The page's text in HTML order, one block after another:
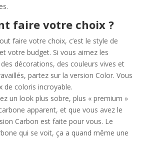
faire votre choix ?
faire votre choix, c’est le style de
votre budget. Si vous aimez les
décorations, des couleurs vives et
partez sur la version Color. Vous
de coloris incroyable.
un look plus sobre, plus « premium »
apparent, et que vous avez le
Carbon est faite pour vous. Le
qui se voit, ça a quand même une